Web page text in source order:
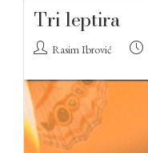
Tri leptira
Rasim Ibrović